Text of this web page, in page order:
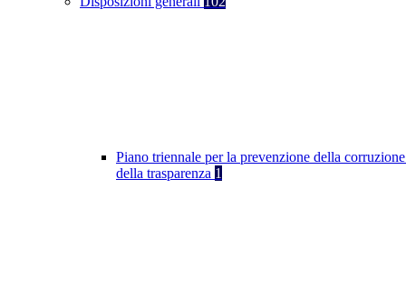
Piano triennale per la prevenzione della
della trasparenza 1